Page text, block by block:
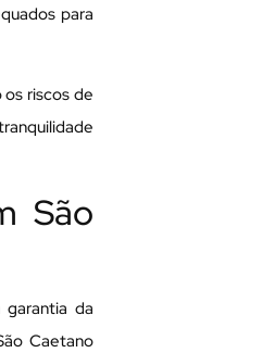
para
riscos de
São
da
Caetano